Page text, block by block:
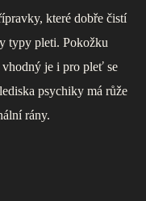
které dobře čistí
typy pleti. Pokožku
je i pro pleť se
psychiky má růže
rány.
hydrolátu z růže.
a stopových prvků,
výhodou termální
který pomáhá
poškození buněčných